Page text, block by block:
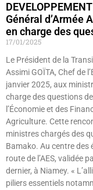
Général d’Armée
en charge des
17/01/2025
Le Président de la
Assimi GOÏTA, Chef de
janvier 2025, aux
charge des questions
l’Économie et des
Agriculture. Cette
ministres chargés des
Bamako. Au centre des
route de l’AES, validée
dernier, à Niamey. «
piliers essentiels